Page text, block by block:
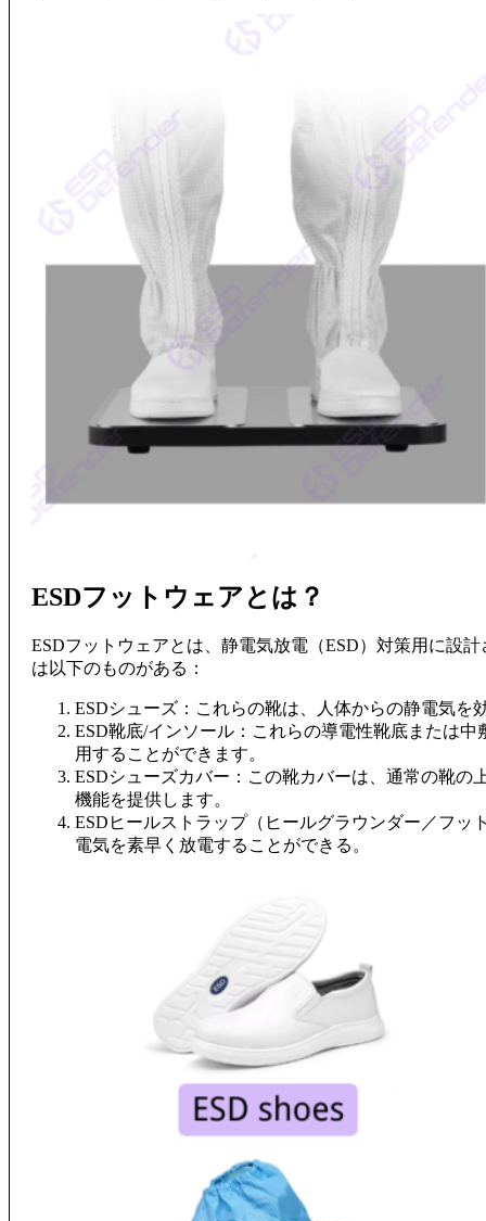
ESDフットウェアとは？
ESDフットウェアとは、静電気放電（ESD）対策用に設
は以下のものがある：
ESDシューズ：これらの靴は、人体からの静電気を
ESD靴底/インソール：これらの導電性靴底または
用することができます。
ESDシューズカバー：この靴カバーは、通常の靴の
機能を提供します。
ESDヒールストラップ（ヒールグラウンダー／フ
電気を素早く放電することができる。